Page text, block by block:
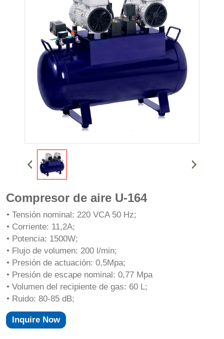
Compresor de aire U-164
• Tensión nominal: 220 VCA 50 Hz;
• Corriente: 11,2A;
• Potencia: 1500W;
• Flujo de volumen: 200 l/min;
• Presión de actuación: 0,5Mpa;
• Presión de escape nominal: 0,77 Mpa
• Volumen del recipiente de gas: 60 L;
• Ruido: 80-85 dB;
Inquire Now